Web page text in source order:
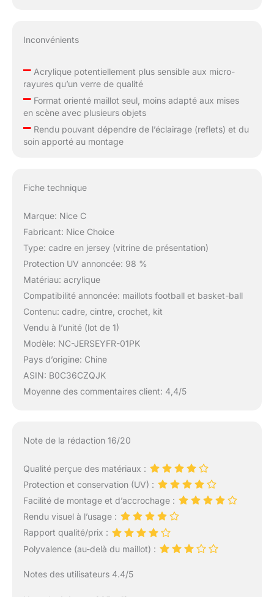
Inconvénients
–Acrylique potentiellement plus sensible aux micro-
rayures qu’un verre de qualité
–Format orienté maillot seul, moins adapté aux mises
en scène avec plusieurs objets
–Rendu pouvant dépendre de l’éclairage (reflets) et du
soin apporté au montage
Fiche technique
Marque: Nice C
Fabricant: Nice Choice
Type: cadre en jersey (vitrine de présentation)
Protection UV annoncée: 98 %
Matériau: acrylique
Compatibilité annoncée: maillots football et basket-ball
Contenu: cadre, cintre, crochet, kit
Vendu à l’unité (lot de 1)
Modèle: NC-JERSEYFR-01PK
Pays d’origine: Chine
ASIN: B0C36CZQJK
Moyenne des commentaires client: 4,4/5
Note de la rédaction 16/20
Qualité perçue des matériaux :
Protection et conservation (UV) :
Facilité de montage et d’accrochage :
Rendu visuel à l’usage :
Rapport qualité/prix :
Polyvalence (au-delà du maillot) :
Notes des utilisateurs 4.4/5